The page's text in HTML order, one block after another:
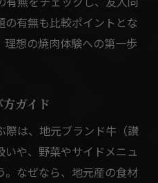
有無も比較ポイントとな
理想の焼肉体験への第一歩
ガイド
際は、地元ブランド牛（讃
や、野菜やサイドメニュ
。なぜなら、地元産の食材